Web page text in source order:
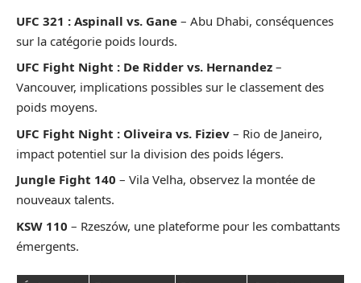
UFC 321 : Aspinall vs. Gane – Abu Dhabi, conséquences
sur la catégorie poids lourds.
UFC Fight Night : De Ridder vs. Hernandez –
Vancouver, implications possibles sur le classement des
poids moyens.
UFC Fight Night : Oliveira vs. Fiziev – Rio de Janeiro,
impact potentiel sur la division des poids légers.
Jungle Fight 140 – Vila Velha, observez la montée de
nouveaux talents.
KSW 110 – Rzeszów, une plateforme pour les combattants
émergents.